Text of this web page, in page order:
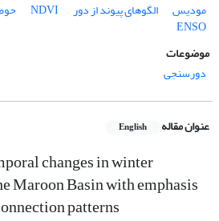
مودیس
الگوهای پیوند از دور NDVI
ENSO
موضوعات
دورسنجی
عنوان مقاله English
changes in winter
Maroon Basin with emphasis
patterns